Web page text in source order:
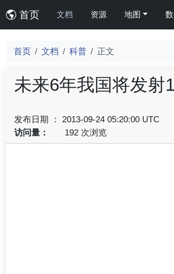
首页 文档 资源 地图
首页 文档 科普 正文
未来6年我国将发射
发布日期 ： 2013-09-24 05:20:00 UTC
访问量：
192 次浏览